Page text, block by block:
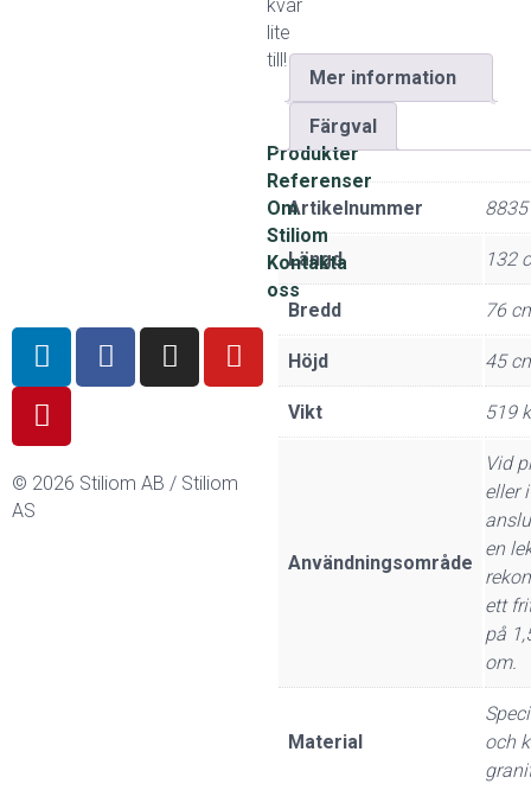
Mer information
Färgval
Artikelnummer 8835
Längd 132
Bredd 76
Höjd 45
Vikt 519
Användningsområde
Vid
eller i
en
ett
på
om.
Material
och
kvar
lite
till!
Produkter
Referenser
Om
Stiliom
Kontakta
oss
© 2026 Stiliom AB / Stiliom
AS